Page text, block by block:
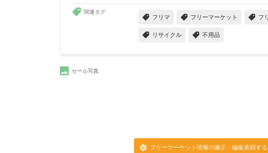
関連タグ
フリマ フリーマーケット フ
リサイクル 不用品
セール写真
フリーマーケット情報の修正・編集依頼する